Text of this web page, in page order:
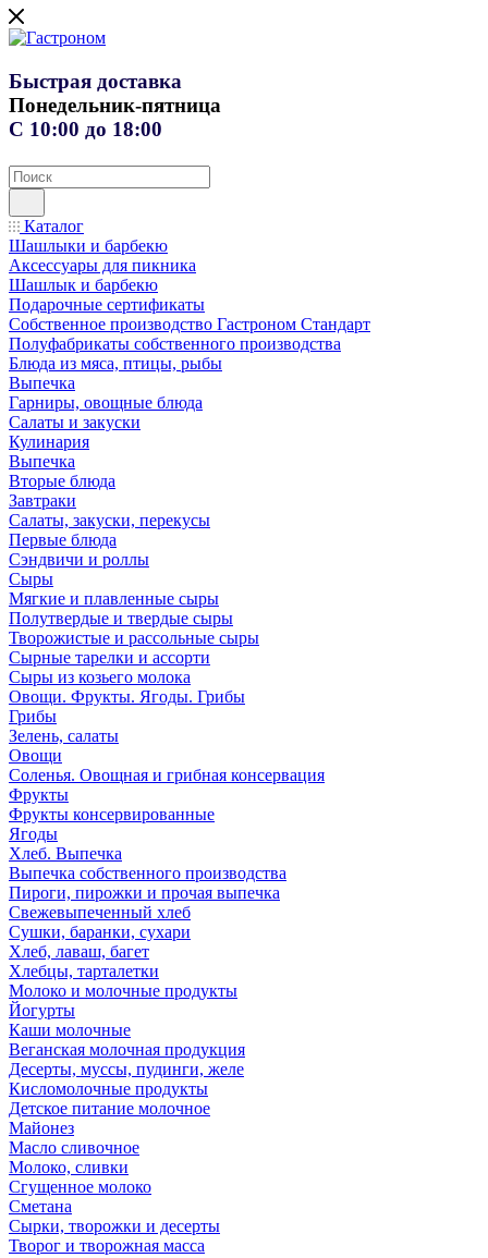
Быстрая доставка
Понедельник-пятница
С 10:00 до 18:00
Каталог
Шашлыки и барбекю
Аксессуары для пикника
Шашлык и барбекю
Подарочные сертификаты
Собственное производство Гастроном Стандарт
Полуфабрикаты собственного производства
Блюда из мяса, птицы, рыбы
Выпечка
Гарниры, овощные блюда
Салаты и закуски
Кулинария
Выпечка
Вторые блюда
Завтраки
Салаты, закуски, перекусы
Первые блюда
Сэндвичи и роллы
Сыры
Мягкие и плавленные сыры
Полутвердые и твердые сыры
Творожистые и рассольные сыры
Сырные тарелки и ассорти
Сыры из козьего молока
Овощи. Фрукты. Ягоды. Грибы
Грибы
Зелень, салаты
Овощи
Соленья. Овощная и грибная консервация
Фрукты
Фрукты консервированные
Ягоды
Хлеб. Выпечка
Выпечка собственного производства
Пироги, пирожки и прочая выпечка
Свежевыпеченный хлеб
Сушки, баранки, сухари
Хлеб, лаваш, багет
Хлебцы, тарталетки
Молоко и молочные продукты
Йогурты
Каши молочные
Веганская молочная продукция
Десерты, муссы, пудинги, желе
Кисломолочные продукты
Детское питание молочное
Майонез
Масло сливочное
Молоко, сливки
Сгущенное молоко
Сметана
Сырки, творожки и десерты
Творог и творожная масса